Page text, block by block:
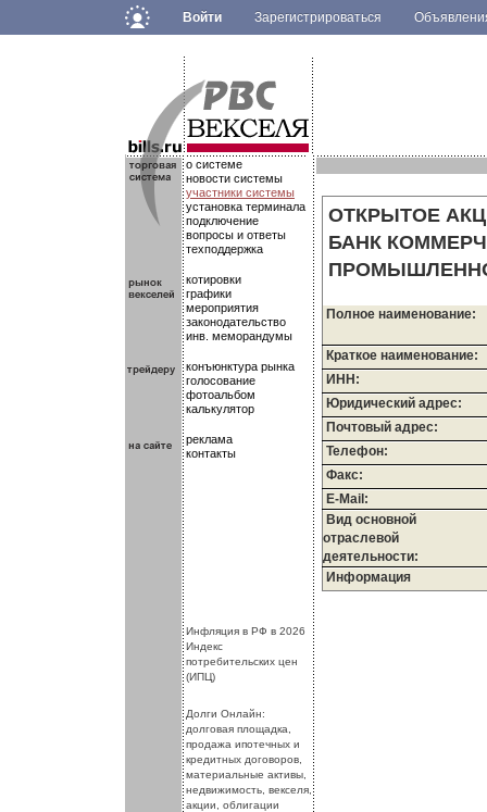
Войти Зарегистрироваться
.
.о системе
новости системы
участники системы
установка терминала
подключение
вопросы и ответы
техподдержка
котировки
графики
мероприятия
законодательство
инв. меморандумы
конъюнктура рынка
голосование
фотоальбом
калькулятор
реклама
контакты
.
ОТКРЫТОЕ
БАНК
Полное наименование:
Краткое наименование:
ИНН:
Юридический адрес:
Почтовый адрес:
Телефон:
Факс:
E-Mail:
Вид основной
отраслевой
деятельности:
Информация
.Инфляция в РФ в 2026
Индекс
потребительских цен
(ИПЦ)
Долги Онлайн:
долговая площадка,
продажа ипотечных и
кредитных договоров,
материальные активы,
недвижимость, векселя,
акции, облигации
.